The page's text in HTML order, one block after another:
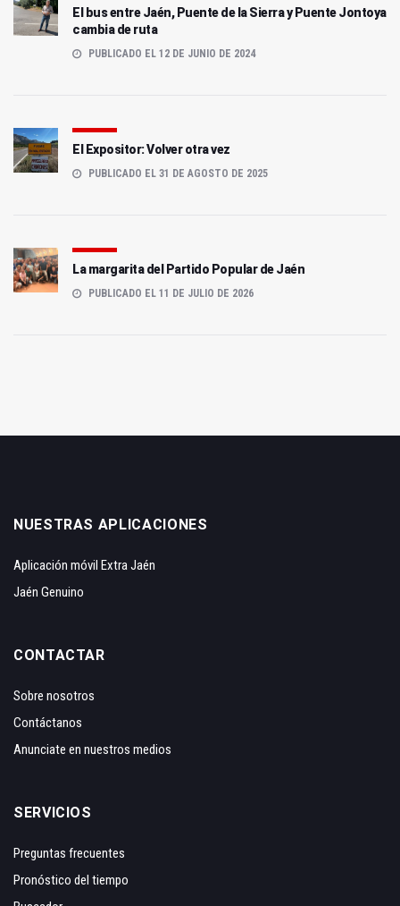
El bus entre Jaén, Puente de la Sierra y Puente Jontoya
cambia de ruta
PUBLICADO EL 12 DE JUNIO DE 2024
El Expositor: Volver otra vez
PUBLICADO EL 31 DE AGOSTO DE 2025
La margarita del Partido Popular de Jaén
PUBLICADO EL 11 DE JULIO DE 2026
NUESTRAS APLICACIONES
Aplicación móvil Extra Jaén
Jaén Genuino
CONTACTAR
Sobre nosotros
Contáctanos
Anunciate en nuestros medios
SERVICIOS
Preguntas frecuentes
Pronóstico del tiempo